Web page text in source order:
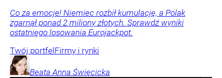
Co za emocje! Niemiec rozbił kumulację, a Polak
zgarnął ponad 2 miliony złotych. Sprawdź wyniki
ostatniego losowania Eurojackpot.
Twój portfelFirmy i rynki
Beata Anna Święcicka